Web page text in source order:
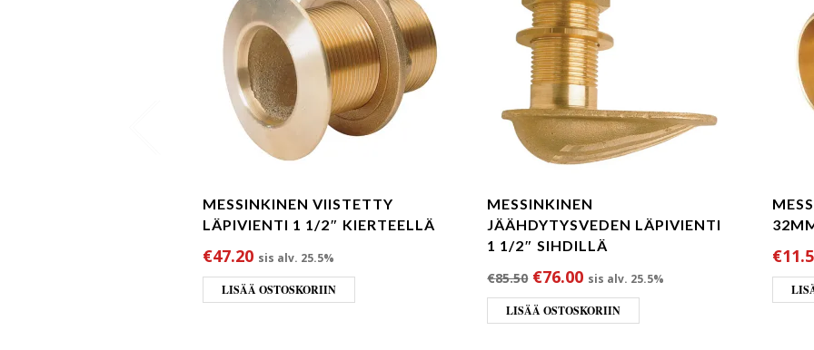
MESSINKINEN VIISTETTY
LÄPIVIENTI 1 1/2″ KIERTEELLÄ
€47.20 sis alv. 25.5%
LISÄÄ OSTOSKORIIN
MESSINKINEN
JÄÄHDYTYSVEDEN LÄPIVIENTI
1 1/2″ SIHDILLÄ
€85.50 Alkuperäinen hinta oli: €85.50.
€76.00Nykyinen hinta on: €76.00.
sis alv. 25.5%
LISÄÄ OSTOSKORIIN
€